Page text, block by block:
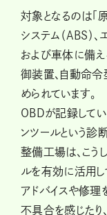
対象となるのは「
システム（ABS）
および車体に備え
御装置、自動命
められています。
OBDが記録して
ンツールという診
整備工場は、こう
ルを有効に活用
アドバイスや修理
不具合を感じたり